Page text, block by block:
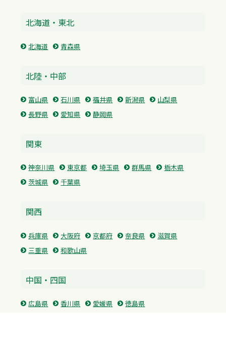
北海道・東北
北海道 青森県
北陸・中部
富山県 石川県 福井県 新潟県
山梨県
長野県
愛知県 静岡県
関東
神奈川県 東京都 埼玉県 群馬県
栃木県
茨城県
千葉県
関西
兵庫県 大阪府 京都府 奈良県
滋賀県
三重県
和歌山県
中国・四国
広島県 香川県 愛媛県 徳島県